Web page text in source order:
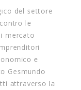
del settore
le
mercato
e
Gesmundo
attraverso la